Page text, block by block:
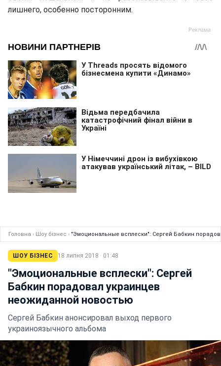
лишнего, особенно посторонним.
Головна › Шоу бізнес › "Эмоциональные всплески": Сергей Бабкин
ШОУ БІЗНЕС 18 липня 2018 · 01:48
"Эмоциональные всплески": Сергей
Бабкин порадовал украинцев
неожиданной новостью
Сергей Бабкин анонсировал выход первого
украиноязычного альбома